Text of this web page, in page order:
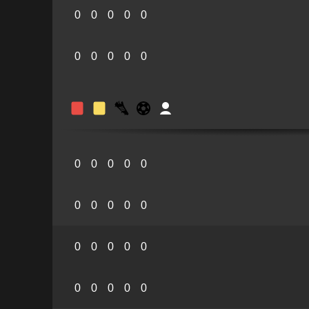
0
0
0
0
0
0
0
0
0
0
0
0
0
0
0
0
0
0
0
0
0
0
0
0
0
0
0
0
0
0